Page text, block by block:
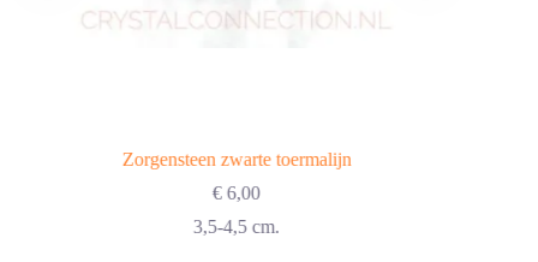
Zorgensteen zwarte toermalijn
€ 6,00
3,5-4,5 cm.